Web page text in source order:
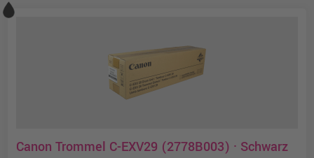
Canon Trommel C-EXV29 (2778B003) · Schwarz